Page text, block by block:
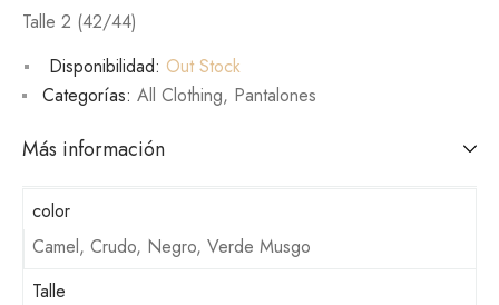
Talle 2 (42/44)
Disponibilidad: Out Stock
Categorías: All Clothing, Pantalones
Más información
color
Camel, Crudo, Negro, Verde Musgo
Talle